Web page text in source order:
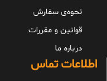
نحوه‌ی سفارش
قوانین و مقررات
درباره ما
اطلاعات تماس